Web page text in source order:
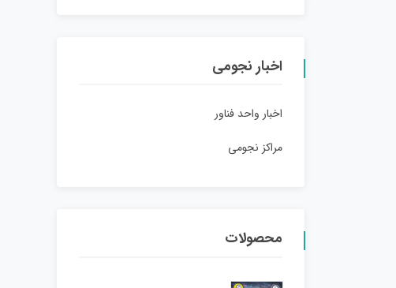
اخبار نجومی
اخبار واحد فناور
مراکز نجومی
محصولات